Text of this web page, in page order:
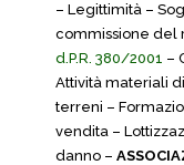
– Legittimità –
commissione del
d.P.R. 380/2001 –
Attività materiali
terreni –
vendita –
danno –